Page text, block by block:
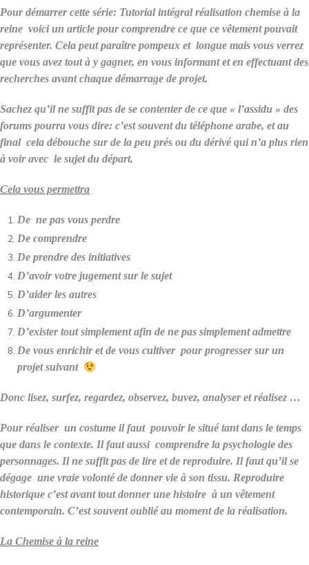
Pour démarrer cette série: Tutorial intégral réalisation chemise à la
reine voici un article pour comprendre ce que ce vêtement pouvait
représenter. Cela peut paraître pompeux et longue mais vous verrez
que vous avez tout à y gagner, en vous informant et en effectuant des
recherches avant chaque démarrage de projet.
Sachez qu’il ne suffit pas de se contenter de ce que « l’assidu » des
forums pourra vous dire: c’est souvent du téléphone arabe, et au
final cela débouche sur de la peu prés ou du dérivé qui n’a plus rien
à voir avec le sujet du départ.
Cela vous permettra
De ne pas vous perdre
De comprendre
De prendre des initiatives
D’avoir votre jugement sur le sujet
D’aider les autres
D’argumenter
D’exister tout simplement afin de ne pas simplement admettre
De vous enrichir et de vous cultiver pour progresser sur un
projet suivant
Donc lisez, surfez, regardez, observez, buvez, analyser et réalisez …
Pour réaliser un costume il faut pouvoir le situé tant dans le temps
que dans le contexte. Il faut aussi comprendre la psychologie des
personnages. Il ne suffit pas de lire et de reproduire. Il faut qu’il se
dégage une vraie volonté de donner vie à son tissu. Reproduire
historique c’est avant tout donner une histoire à un vêtement
contemporain. C’est souvent oublié au moment de la réalisation.
La Chemise à la reine